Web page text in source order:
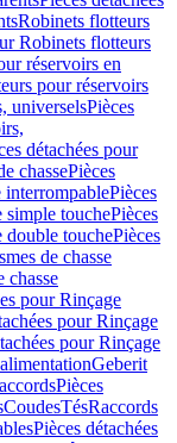
Robinets flotteurs
Robinets flotteurs
réservoirs en
pour réservoirs
universelsPièces
détachées pour
chassePièces
interrompablePièces
simple touchePièces
double touchePièces
de chasse
chasse
pour Rinçage
pour Rinçage
pour Rinçage
Geberit
Pièces
CoudesTésRaccords
Pièces détachées